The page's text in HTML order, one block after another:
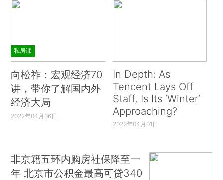
私房课
向松祚：宏观经济70
讲，带你了解国内外
经济大局
2022年04月06日
In Depth: As
Tencent Lays Off
Staff, Is Its ‘Winter’
Approaching?
2022年04月01日
非京籍五环内购房社保降至一
年 北京市公积金最高可贷340